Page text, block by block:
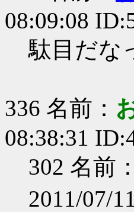
08:09:08
駄目だな
336 名前：
08:38:31
302 名前
2011/07/